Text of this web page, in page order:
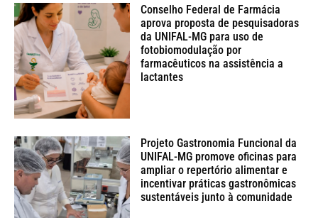
Conselho Federal de Farmácia
aprova proposta de pesquisadoras
da UNIFAL-MG para uso de
fotobiomodulação por
farmacêuticos na assistência a
lactantes
Projeto Gastronomia Funcional da
UNIFAL-MG promove oficinas para
ampliar o repertório alimentar e
incentivar práticas gastronômicas
sustentáveis junto à comunidade